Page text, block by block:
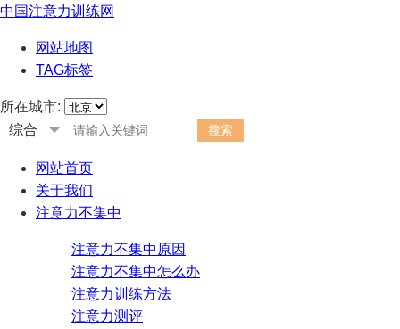
中国注意力训练网
网站地图
TAG标签
所在城市:
综合
网站首页
关于我们
注意力不集中
注意力不集中原因
注意力不集中怎么办
注意力训练方法
注意力测评